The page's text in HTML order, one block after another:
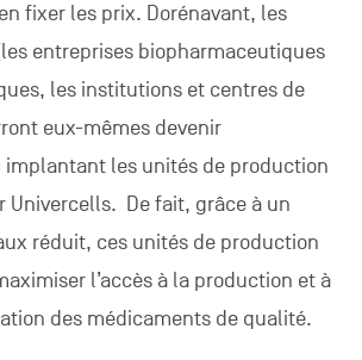
fixer les prix. Dorénavant, les
entreprises biopharmaceutiques
les institutions et centres de
eux-mêmes devenir
implantant les unités de production
Univercells. De fait, grâce à un
réduit, ces unités de production
l’accès à la production et à
des médicaments de qualité.